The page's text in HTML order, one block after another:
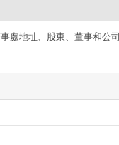
處地址、股東、董事和公司